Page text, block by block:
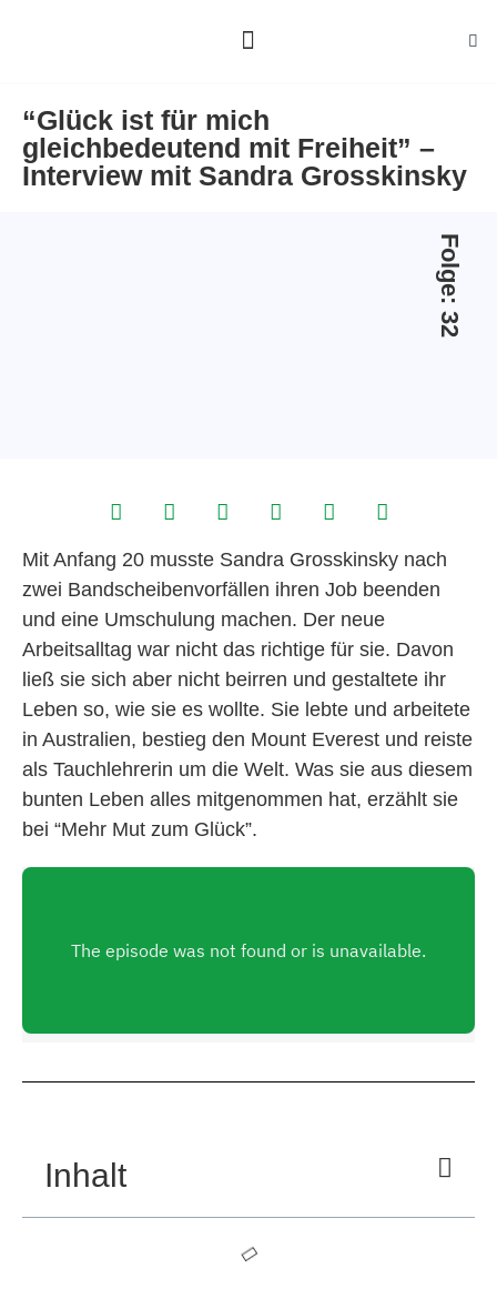
“Glück ist für mich
gleichbedeutend mit Freiheit” –
Interview mit Sandra Grosskinsky
Folge: 32
Mit Anfang 20 musste Sandra Grosskinsky nach
zwei Bandscheibenvorfällen ihren Job beenden
und eine Umschulung machen. Der neue
Arbeitsalltag war nicht das richtige für sie. Davon
ließ sie sich aber nicht beirren und gestaltete ihr
Leben so, wie sie es wollte. Sie lebte und arbeitete
in Australien, bestieg den Mount Everest und reiste
als Tauchlehrerin um die Welt. Was sie aus diesem
bunten Leben alles mitgenommen hat, erzählt sie
bei “Mehr Mut zum Glück”.
Inhalt